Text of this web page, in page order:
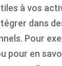
à vos
dans
Pour
pour en